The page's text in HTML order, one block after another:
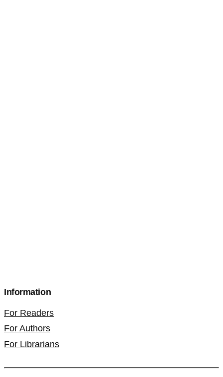
Information
For Readers
For Authors
For Librarians